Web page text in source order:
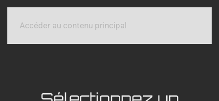
Accéder au contenu principal